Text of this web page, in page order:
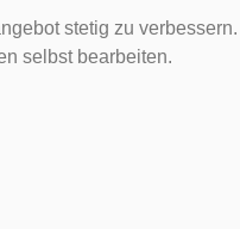
stetig zu verbessern.
selbst bearbeiten.